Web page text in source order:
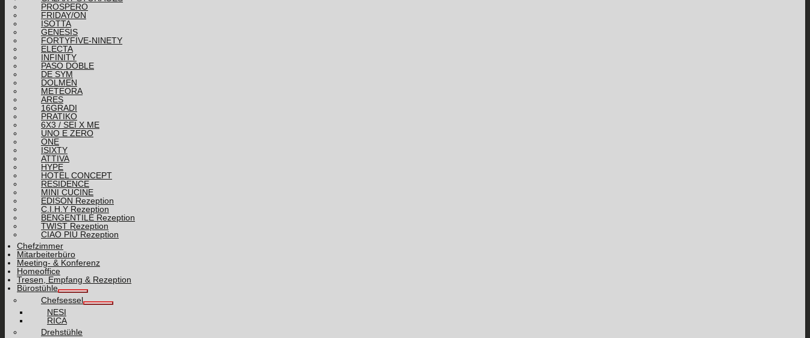
PROSPERO
FRIDAY/ON
ISOTTA
GENESIS
FORTYFIVE-NINETY
ELECTA
INFINITY
PASO DOBLE
DE SYM
DOLMEN
METEORA
ARES
16GRADI
PRATIKO
6X3 / SEI X ME
UNO E ZERO
ONE
ISIXTY
ATTIVA
HYPE
HOTEL CONCEPT
RESIDENCE
MINI CUCINE
EDISON Rezeption
C.I.H.Y Rezeption
BENGENTILE Rezeption
TWIST Rezeption
CIAO PIÙ Rezeption
Chefzimmer
Mitarbeiterbüro
Meeting- & Konferenz
Homeoffice
Tresen, Empfang & Rezeption
Bürostühle
Chefsessel
NESI
RICA
Drehstühle